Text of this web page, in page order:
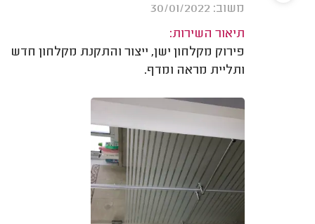
משוב: 30/01/2022
תיאור השירות:
פירוק מקלחון ישן, ייצור והתקנת מקלחון חדש
ותליית מראה ומדף.